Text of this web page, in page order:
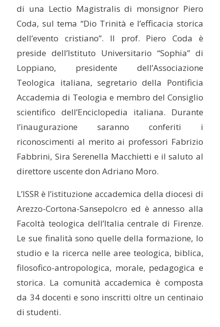
di una Lectio Magistralis di monsignor Piero
Coda, sul tema “Dio Trinità e l’efficacia storica
dell’evento cristiano”. Il prof. Piero Coda è
preside dell’Istituto Universitario “Sophia” di
Loppiano, presidente dell’Associazione
Teologica italiana, segretario della Pontificia
Accademia di Teologia e membro del Consiglio
scientifico dell’Enciclopedia italiana. Durante
l’inaugurazione saranno conferiti i
riconoscimenti al merito ai professori Fabrizio
Fabbrini, Sira Serenella Macchietti e il saluto al
direttore uscente don Adriano Moro.
L’ISSR è l’istituzione accademica della diocesi di
Arezzo-Cortona-Sansepolcro ed è annesso alla
Facoltà teologica dell’Italia centrale di Firenze.
Le sue finalità sono quelle della formazione, lo
studio e la ricerca nelle aree teologica, biblica,
filosofico-antropologica, morale, pedagogica e
storica. La comunità accademica è composta
da 34 docenti e sono inscritti oltre un centinaio
di studenti.